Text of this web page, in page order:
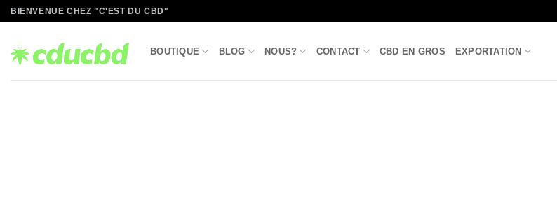
Passer
au
contenu
BIENVENUE CHEZ "C'EST DU CBD"
BOUTIQUE BLOG NOUS? CONTACT CBD EN GROS EXPORTATION